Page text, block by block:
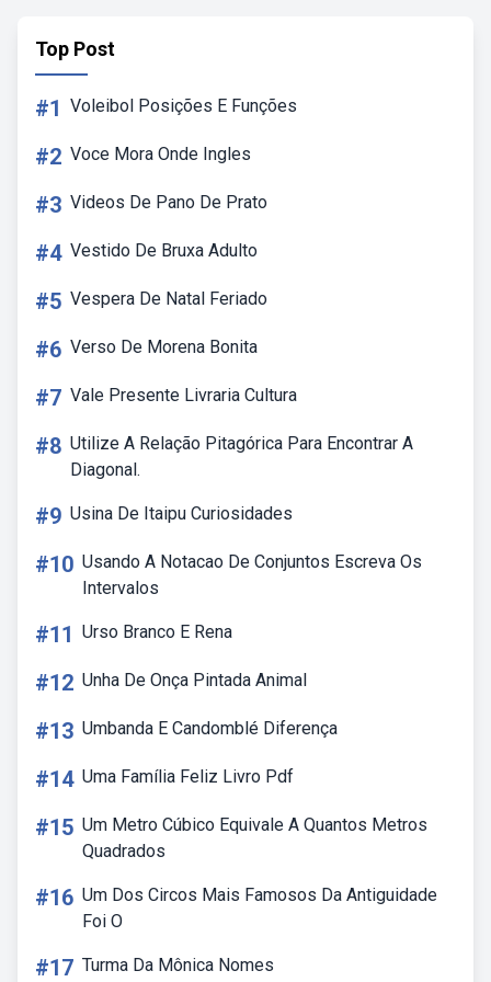
Top Post
#1 Voleibol Posições E Funções
#2 Voce Mora Onde Ingles
#3 Videos De Pano De Prato
#4 Vestido De Bruxa Adulto
#5 Vespera De Natal Feriado
#6 Verso De Morena Bonita
#7 Vale Presente Livraria Cultura
#8 Utilize A Relação Pitagórica Para Encontrar A
Diagonal.
#9 Usina De Itaipu Curiosidades
#10 Usando A Notacao De Conjuntos Escreva Os
Intervalos
#11 Urso Branco E Rena
#12 Unha De Onça Pintada Animal
#13 Umbanda E Candomblé Diferença
#14 Uma Família Feliz Livro Pdf
#15 Um Metro Cúbico Equivale A Quantos Metros
Quadrados
#16 Um Dos Circos Mais Famosos Da Antiguidade
Foi O
#17 Turma Da Mônica Nomes